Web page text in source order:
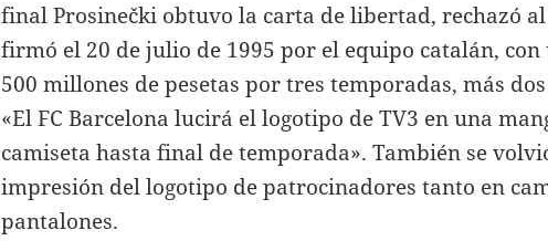
final Prosinečki obtuvo la carta de libertad, rechazó
firmó el 20 de julio de 1995 por el equipo catalán,
500 millones de pesetas por tres temporadas, más
«El FC Barcelona lucirá el logotipo de TV3 en una
camiseta hasta final de temporada». También se
impresión del logotipo de patrocinadores tanto en
pantalones.